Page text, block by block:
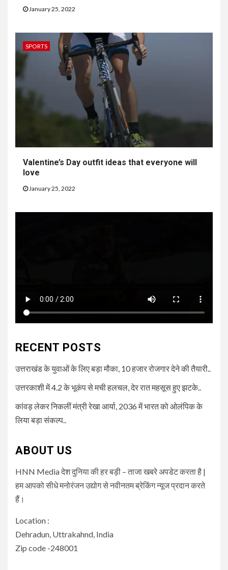
January 25, 2022
SPORTS
Valentine’s Day outfit ideas that everyone will
love
January 25, 2022
RECENT POSTS
उत्तराखंड के युवाओं के लिए बड़ा मौका, 10 हजार रोजगार देने की तैयारी..
उत्तरकाशी में 4.2 के भूकंप से मची हलचल, देर रात महसूस हुए झटके..
कांवड़ लेकर निकलीं मंत्री रेखा आर्या, 2036 में भारत को ओलंपिक के
लिया बड़ा संकल्प..
ABOUT US
HNN Media देश दुनिया की हर बड़ी – ताजा खबरे अपडेट करता है |
हम आपको सीधे मनोरंजन उद्योग से नवीनतम ब्रेकिंग न्यूज प्रदान करते
हैं।
Location :
Dehradun, Uttrakahnd, India
Zip code -248001